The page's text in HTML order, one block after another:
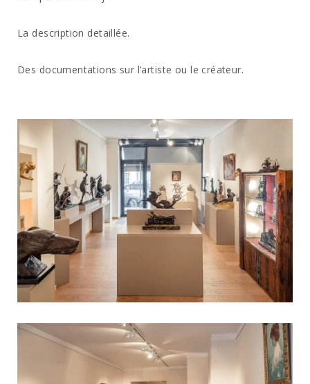
La description detaillée.
Des documentations sur l’artiste ou le créateur.